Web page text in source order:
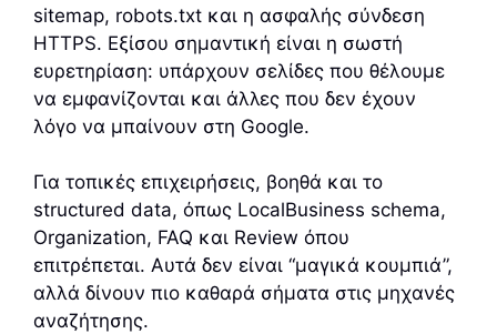
sitemap, robots.txt και η ασφαλής σύνδεση
HTTPS. Εξίσου σημαντική είναι η σωστή
ευρετηρίαση: υπάρχουν σελίδες που θέλουμε
να εμφανίζονται και άλλες που δεν έχουν
λόγο να μπαίνουν στη Google.
Για τοπικές επιχειρήσεις, βοηθά και το
structured data, όπως LocalBusiness schema,
Organization, FAQ και Review όπου
επιτρέπεται. Αυτά δεν είναι “μαγικά κουμπιά”,
αλλά δίνουν πιο καθαρά σήματα στις μηχανές
αναζήτησης.